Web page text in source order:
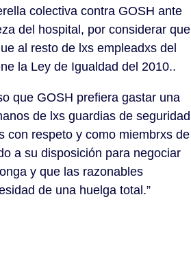
colectiva contra GOSH ante
del hospital, por considerar que
al resto de lxs empleadxs del
la Ley de Igualdad del 2010..
que GOSH prefiera gastar una
de lxs guardias de seguridad
con respeto y como miembrxs de
a su disposición para negociar
y que las razonables
de una huelga total.”